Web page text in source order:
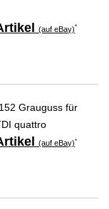
(auf eBay)*
Grauguss für
quattro
(auf eBay)*